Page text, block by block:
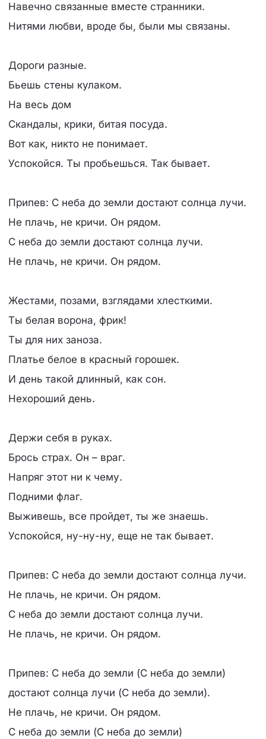
Навечно связанные вместе странники.
Нитями любви, вроде бы, были мы связаны.
Дороги разные.
Бьешь стены кулаком.
На весь дом
Скандалы, крики, битая посуда.
Вот как, никто не понимает.
Успокойся. Ты пробьешься. Так бывает.
Припев: С неба до земли достают солнца лучи.
Не плачь, не кричи. Он рядом.
С неба до земли достают солнца лучи.
Не плачь, не кричи. Он рядом.
Жестами, позами, взглядами хлесткими.
Ты белая ворона, фрик!
Ты для них заноза.
Платье белое в красный горошек.
И день такой длинный, как сон.
Нехороший день.
Держи себя в руках.
Брось страх. Он – враг.
Напряг этот ни к чему.
Подними флаг.
Выживешь, все пройдет, ты же знаешь.
Успокойся, ну-ну-ну, еще не так бывает.
Припев: С неба до земли достают солнца лучи.
Не плачь, не кричи. Он рядом.
С неба до земли достают солнца лучи.
Не плачь, не кричи. Он рядом.
Припев: С неба до земли (С неба до земли)
достают солнца лучи (С неба до земли).
Не плачь, не кричи. Он рядом.
С неба до земли (С неба до земли)